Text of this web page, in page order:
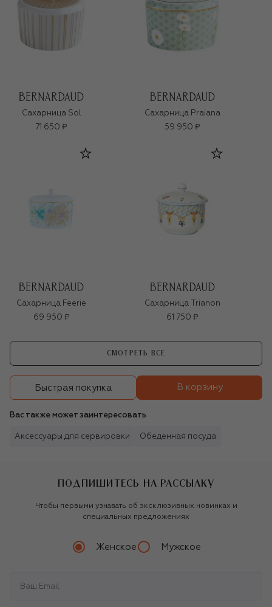
Сахарница Sol
71 650 ₽
Сахарница Praiana
59 950 ₽
Сахарница Feerie
69 950 ₽
Сахарница Trianon
61 750 ₽
СМОТРЕТЬ ВСЕ
Быстрая покупка В корзину
Вас также может заинтересовать
Аксессуары для сервировки Обеденная посуда
ПОДПИШИТЕСЬ НА РАССЫЛКУ
Чтобы первыми узнавать об эксклюзивных новинках и
специальных предложениях
Женское Мужское